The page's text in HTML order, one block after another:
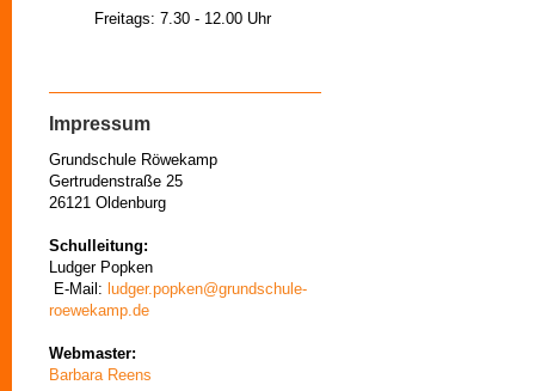
Freitags: 7.30 - 12.00 Uhr
Impressum
Grundschule Röwekamp
Gertrudenstraße 25
26121 Oldenburg
Schulleitung:
Ludger Popken
E-Mail: ludger.popken@grundschule-
roewekamp.de
Webmaster:
Barbara Reens